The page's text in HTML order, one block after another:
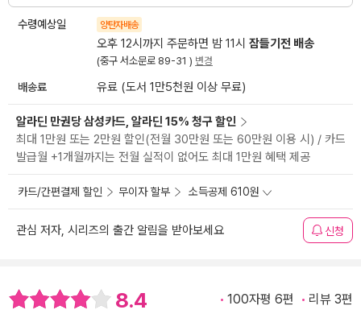
수령예상일 양탄자배송
오후 12시까지 주문하면 밤 11시 잠들기전 배송
(중구 서소문로 89-31 ) 변경
배송료 유료 (도서 1만5천원 이상 무료)
알라딘 만권당 삼성카드, 알라딘 15% 청구 할인
최대 1만원 또는 2만원 할인(전월 30만원 또는 60만원 이용 시) / 카드
발급월 +1개월까지는 전월 실적이 없어도 최대 1만원 혜택 제공
카드/간편결제 할인 무이자 할부 소득공제 610원
관심 저자, 시리즈의 출간 알림을 받아보세요 신청
8.4 100자평 6편 리뷰 3편